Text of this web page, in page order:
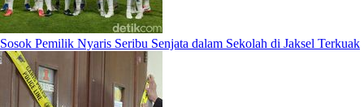
Sosok Pemilik Nyaris Seribu Senjata dalam Sekolah di Jaksel Terkuak